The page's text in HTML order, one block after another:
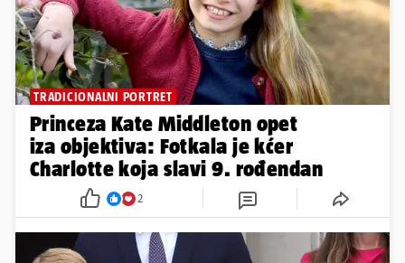
TRADICIONALNI PORTRET
Princeza Kate Middleton opet
iza objektiva: Fotkala je kćer
Charlotte koja slavi 9. rođendan
2